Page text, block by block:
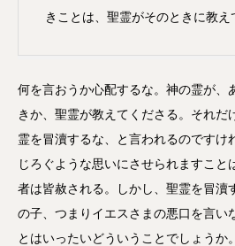
きことは、聖霊がそのときに教え
何を言おうか心配するな。神の霊が、
きか、聖霊が教えてくださる。それだ
霊を冒瀆するな、と言われるのですけ
じろぐような思いにさせられますこと
者は皆赦される。しかし、聖霊を冒瀆
の子、つまりイエスさまの悪口を言い
とはいったいどういうことでしょうか